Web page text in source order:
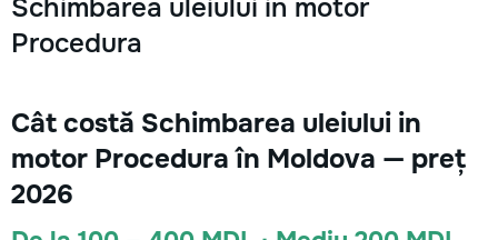
Schimbarea uleiului in motor
Procedura
Cât costă Schimbarea uleiului in
motor Procedura în Moldova — preț
2026